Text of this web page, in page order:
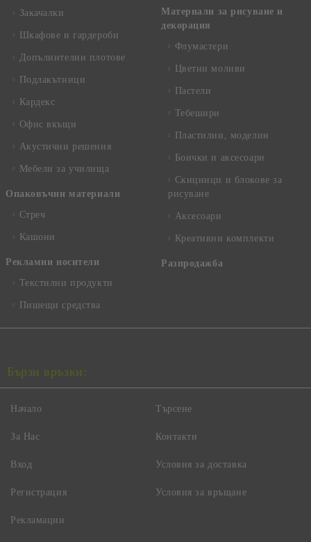
Закачалки
Шкафове и гардероби
Допълнителни плотове
Подлакътници
Кардекс
Офис вкъщи
Акустични решения
Мебели за училища
Опаковъчни материали
Стреч
Кашони
Рекламни носители
Текстилни продукти
Пишещи средства
Материали за рисуване и
декорация
Флумастери
Цветни моливи
Пастели
Тебешири
Пластилин, моделин
Боички и аксесоари
Скицници и блокове за
рисуване
Аксесоари
Креативни комплекти
Разпродажба
Бързи връзки:
Начало
За Нас
Вход
Регистрация
Търсене
Контакти
Условия за доставка
Условия за връщане
Рекламации